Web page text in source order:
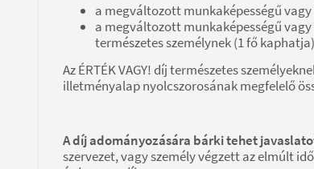
a megváltozott munkaképességű
a megváltozott munkaképességű
természetes személynek (1 fő kaphatja)
Az ÉRTÉK VAGY! díj természetes
illetményalap nyolcszorosának megfelelő
A díj adományozására bárki tehet
szervezet, vagy személy végzett az elmúlt